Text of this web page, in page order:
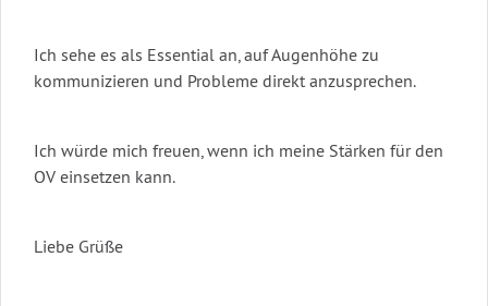
Ich sehe es als Essential an, auf Augenhöhe zu
kommunizieren und Probleme direkt anzusprechen.
Ich würde mich freuen, wenn ich meine Stärken für den
OV einsetzen kann.
Liebe Grüße